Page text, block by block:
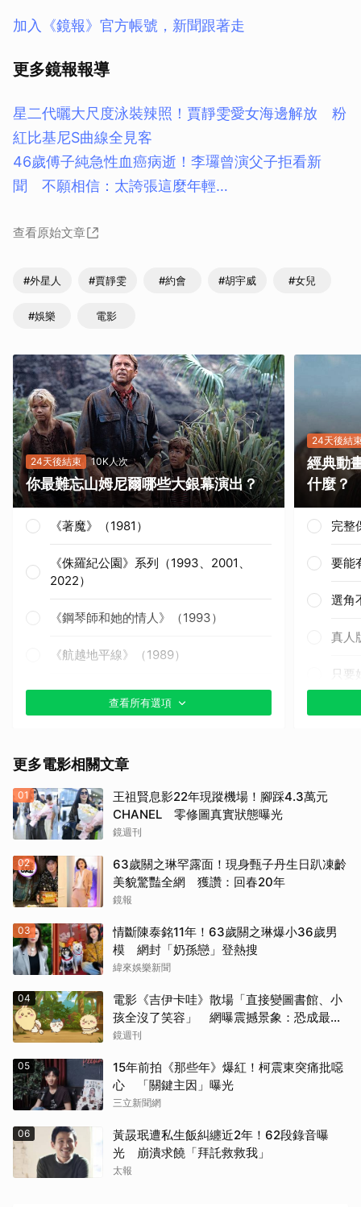
加入《鏡報》官方帳號，新聞跟著走
更多鏡報報導
星二代曬大尺度泳裝辣照！賈靜雯愛女海邊解放 粉
紅比基尼S曲線全見客
46歲傅子純急性血癌病逝！李㼈曾演父子拒看新
聞 不願相信：太誇張這麼年輕…
查看原始文章
#外星人 #賈靜雯 #約會 #胡宇威 #女兒
#娛樂 電影
24天後結束 10K人次
你最難忘山姆尼爾哪些大銀幕演出？
《著魔》（1981）
《侏羅紀公園》系列（1993、2001、
2022）
《鋼琴師和她的情人》（1993）
《航越地平線》（1989）
《獵殺紅色十月》（1990）
《撕裂地平線》（1997）
《變人》（1999）
《鋼鐵墳墓》（2013）
《震盪效應》(2015)
《網住愛情》（2004）
其他（歡迎貼文分享）
查看所有選項
24天後結
經典動
什麼？
完整
要能
選角
真人
只要
更多電影相關文章
01
王祖賢息影22年現蹤機場！腳踩4.3萬元
CHANEL 零修圖真實狀態曝光
鏡週刊
02
63歲關之琳罕露面！現身甄子丹生日趴凍齡
美貌驚豔全網 獲讚：回春20年
鏡報
03
情斷陳泰銘11年！63歲關之琳爆小36歲男
模 網封「奶孫戀」登熱搜
緯來娛樂新聞
04
電影《吉伊卡哇》散場「直接變圖書館、小
孩全沒了笑容」 網曝震撼景象：恐成最新
童年陰影
鏡週刊
05
15年前拍《那些年》爆紅！柯震東突痛批噁
心 「關鍵主因」曝光
三立新聞網
06
黃晸珉遭私生飯糾纏近2年！62段錄音曝
光 崩潰求饒「拜託救救我」
太報